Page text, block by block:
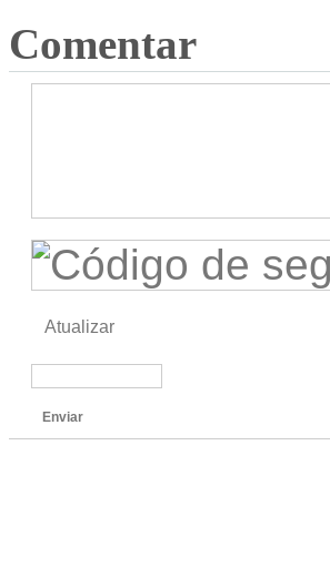
Comentar
Atualizar
Enviar